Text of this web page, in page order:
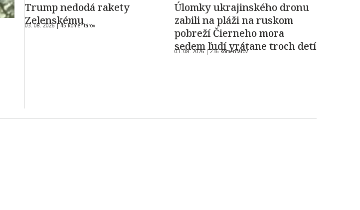
Trump nedodá rakety
Zelenskému
03. 08. 2026 |45 komentárov
Úlomky ukrajinského dronu
zabili na pláži na ruskom
pobreží Čierneho mora
sedem ľudí vrátane troch detí
03. 08. 2026 |236 komentárov